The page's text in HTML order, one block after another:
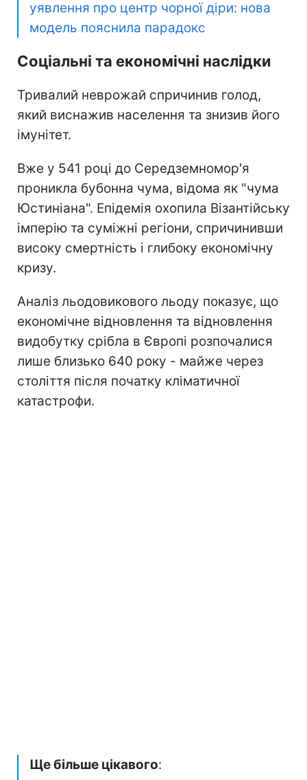
уявлення про центр чорної діри: нова
модель пояснила парадокс
Соціальні та економічні наслідки
Тривалий неврожай спричинив голод,
який виснажив населення та знизив його
імунітет.
Вже у 541 році до Середземномор'я
проникла бубонна чума, відома як "чума
Юстиніана". Епідемія охопила Візантійську
імперію та суміжні регіони, спричинивши
високу смертність і глибоку економічну
кризу.
Аналіз льодовикового льоду показує, що
економічне відновлення та відновлення
видобутку срібла в Європі розпочалися
лише близько 640 року - майже через
століття після початку кліматичної
катастрофи.
Ще більше цікавого: